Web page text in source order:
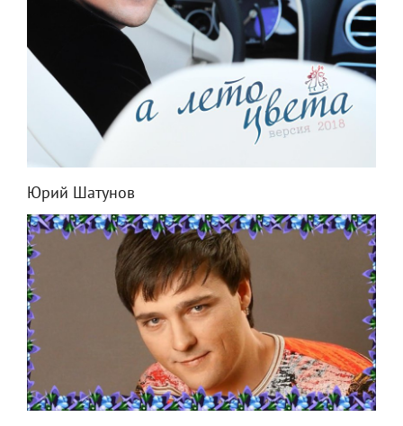
Юрий Шатунов